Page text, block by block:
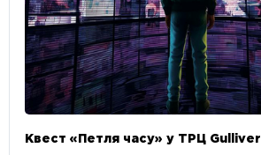
Квест «Петля часу» у ТРЦ Gulliver